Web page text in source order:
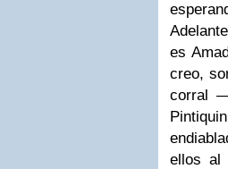
es
creo,
corral
ellos al